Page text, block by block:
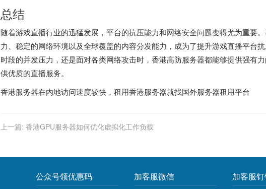
总结
随着游戏直播行业的迅猛发展，平台的抗压能力和网络安全问题变得尤为重要
力、稳定的网络环境以及全球覆盖的内容分发能力，成为了提升游戏直播平台
时段的并发压力，还是面对各类网络攻击时，香港高防服务器都能够提供强有
供优质的直播服务。
香港服务器在内地访问速度较快，租用香港服务器就找国外服务器租用平台
上一篇: 香港GPU服务器如何优化虚拟化工作负载
公众号领优惠码 加客服微信 加客服